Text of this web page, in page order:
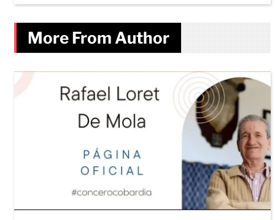
More From Author